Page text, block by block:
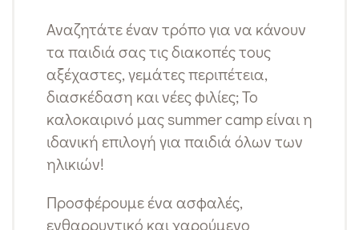
Αναζητάτε έναν τρόπο για να κάνουν
τα παιδιά σας τις διακοπές τους
αξέχαστες, γεμάτες περιπέτεια,
διασκέδαση και νέες φιλίες; Το
καλοκαιρινό μας summer camp είναι η
ιδανική επιλογή για παιδιά όλων των
ηλικιών!
Προσφέρουμε ένα ασφαλές,
ενθαρρυντικό και χαρούμενο